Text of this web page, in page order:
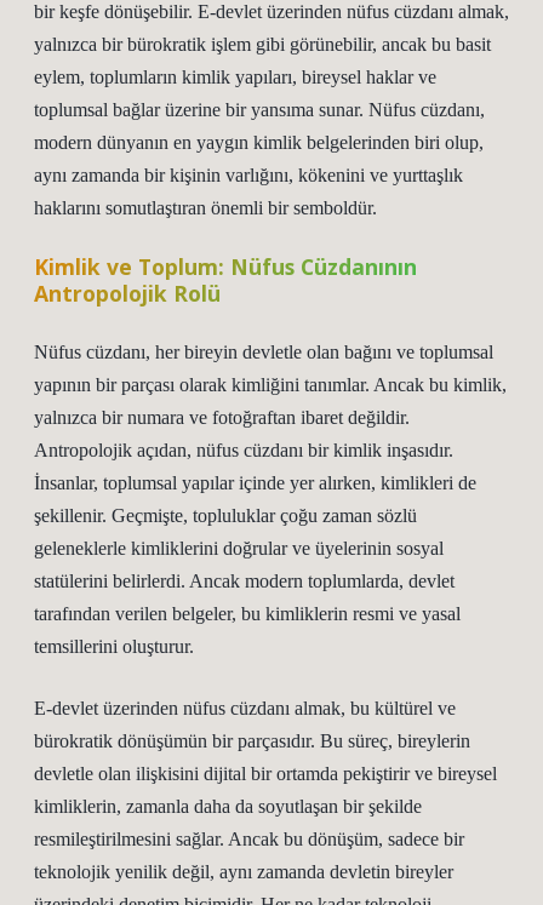
bir keşfe dönüşebilir. E-devlet üzerinden nüfus cüzdanı almak,
yalnızca bir bürokratik işlem gibi görünebilir, ancak bu basit
eylem, toplumların kimlik yapıları, bireysel haklar ve
toplumsal bağlar üzerine bir yansıma sunar. Nüfus cüzdanı,
modern dünyanın en yaygın kimlik belgelerinden biri olup,
aynı zamanda bir kişinin varlığını, kökenini ve yurttaşlık
haklarını somutlaştıran önemli bir semboldür.
Kimlik ve Toplum: Nüfus Cüzdanının
Antropolojik Rolü
Nüfus cüzdanı, her bireyin devletle olan bağını ve toplumsal
yapının bir parçası olarak kimliğini tanımlar. Ancak bu kimlik,
yalnızca bir numara ve fotoğraftan ibaret değildir.
Antropolojik açıdan, nüfus cüzdanı bir kimlik inşasıdır.
İnsanlar, toplumsal yapılar içinde yer alırken, kimlikleri de
şekillenir. Geçmişte, topluluklar çoğu zaman sözlü
geleneklerle kimliklerini doğrular ve üyelerinin sosyal
statülerini belirlerdi. Ancak modern toplumlarda, devlet
tarafından verilen belgeler, bu kimliklerin resmi ve yasal
temsillerini oluşturur.
E-devlet üzerinden nüfus cüzdanı almak, bu kültürel ve
bürokratik dönüşümün bir parçasıdır. Bu süreç, bireylerin
devletle olan ilişkisini dijital bir ortamda pekiştirir ve bireysel
kimliklerin, zamanla daha da soyutlaşan bir şekilde
resmileştirilmesini sağlar. Ancak bu dönüşüm, sadece bir
teknolojik yenilik değil, aynı zamanda devletin bireyler